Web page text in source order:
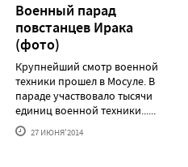
Военный парад
повстанцев Ирака
(фото)
Крупнейший смотр военной
техники прошел в Мосуле. В
параде участвовало тысячи
единиц военной техники......
27 ИЮНЯ'2014